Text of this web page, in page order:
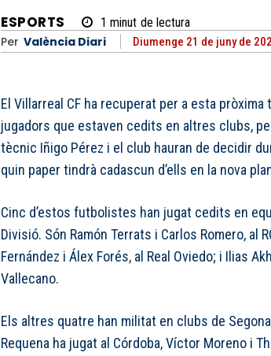
ESPORTS 1 minut de lectura
Per València Diari Diumenge 21 de juny de
El Villarreal CF ha recuperat per a esta pròxima
jugadors que estaven cedits en altres clubs,
tècnic Iñigo Pérez i el club hauran de decidir
quin paper tindrà cadascun d’ells en la nova
Cinc d’estos futbolistes han jugat cedits en
Divisió. Són Ramón Terrats i Carlos Romero, al
Fernández i Álex Forés, al Real Oviedo; i Ilias
Vallecano.
Els altres quatre han militat en clubs de
Requena ha jugat al Córdoba, Víctor Moreno i